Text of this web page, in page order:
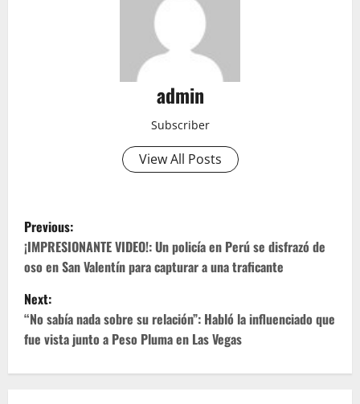
admin
Subscriber
View All Posts
P
o
s
t
n
Previous:
¡IMPRESIONANTE VIDEO!: Un policía en Perú se disfrazó de
oso en San Valentín para capturar a una traficante
Next:
“No sabía nada sobre su relación”: Habló la influenciado que
fue vista junto a Peso Pluma en Las Vegas